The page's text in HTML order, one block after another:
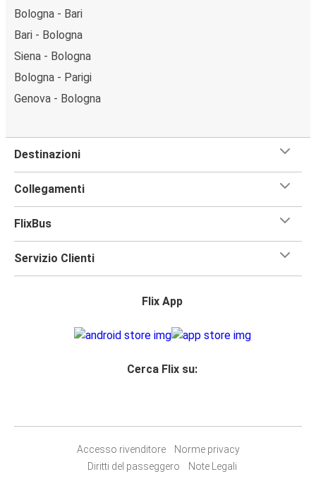
Bologna - Bari
Bari - Bologna
Siena - Bologna
Bologna - Parigi
Genova - Bologna
Destinazioni
Collegamenti
FlixBus
Servizio Clienti
Flix App
Cerca Flix su:
Accesso rivenditore
Norme privacy
Diritti del passeggero
Note Legali